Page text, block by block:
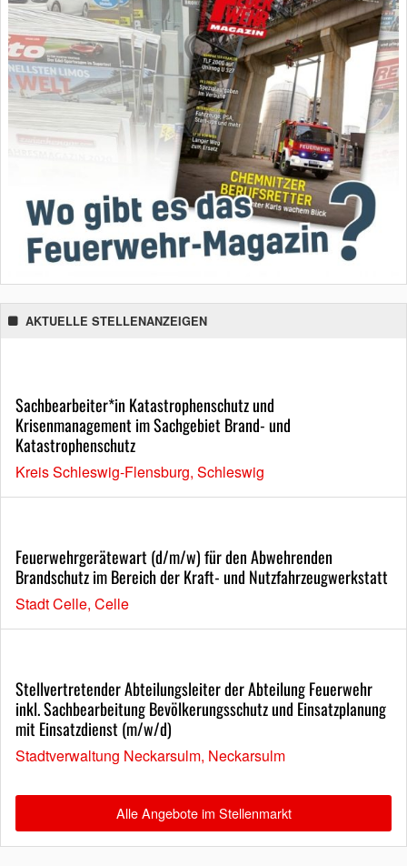
AKTUELLE STELLENANZEIGEN
Sachbearbeiter*in Katastrophenschutz und
Krisenmanagement im Sachgebiet Brand- und
Katastrophenschutz
Kreis Schleswig-Flensburg, Schleswig
Feuerwehrgerätewart (d/m/w) für den Abwehrenden
Brandschutz im Bereich der Kraft- und Nutzfahrzeugwerkstatt
Stadt Celle, Celle
Stellvertretender Abteilungsleiter der Abteilung Feuerwehr
inkl. Sachbearbeitung Bevölkerungsschutz und Einsatzplanung
mit Einsatzdienst (m/w/d)
Stadtverwaltung Neckarsulm, Neckarsulm
Alle Angebote im Stellenmarkt